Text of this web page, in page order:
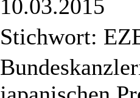
10.03.2015
Stichwort: